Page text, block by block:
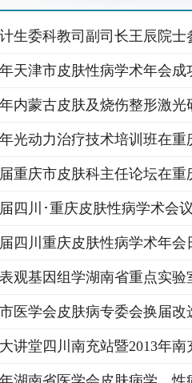
生委科教司副司长王辰院
天津市皮肤性病学术年会成
内蒙古皮肤及烧伤整形激光
光动力治疗技术培训班在重
重庆市皮肤科主任论坛在重
四川･重庆皮肤性病学术会
四川重庆皮肤性病学术年会
观基因组学湖南省重点实
医学会皮肤病专委会换届改
讲堂四川南充站暨2013年